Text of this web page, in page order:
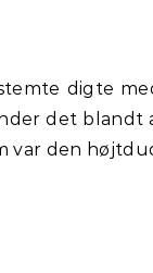
det blandt
var den